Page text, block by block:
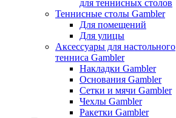
для теннисных столов
Теннисные столы Gambler
Для помещений
Для улицы
Аксессуары для настольного
тенниса Gambler
Накладки Gambler
Основания Gambler
Сетки и мячи Gambler
Чехлы Gambler
Ракетки Gambler